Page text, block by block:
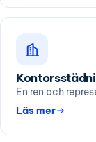
En ren och
Läs mer